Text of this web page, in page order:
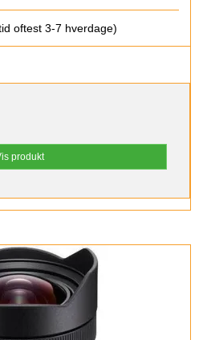
oftest 3-7 hverdage)
produkt